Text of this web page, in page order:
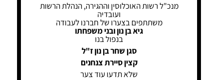
מנכ"ל רשות האוכלוסין וההגירה, הנהלת הרשות
ועובדיה
משתתפים בצערו של חברנו לעבודה
גיא בן נון ובני משפחתו
בנפול בנו
סגן שחר בן נון ז"ל
קצין סיירת צנחנים
שלא תדעו עוד צער